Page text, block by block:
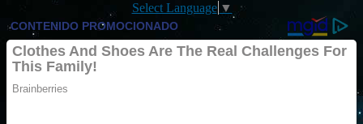
Select Language ▼